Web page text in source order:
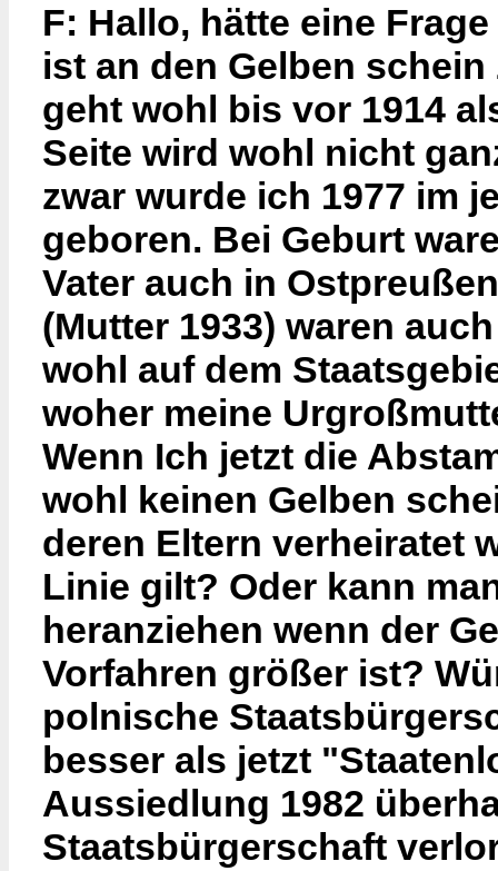
F: Hallo, hätte eine
ist an den Gelben
geht wohl bis vor 1914
Seite wird wohl nicht
zwar wurde ich 1977 im
geboren. Bei Geburt
Vater auch in
(Mutter 1933) waren
wohl auf dem
woher meine
Wenn Ich jetzt die
wohl keinen Gelben
deren Eltern verheiratet
Linie gilt? Oder kann
heranziehen wenn der
Vorfahren größer ist?
polnische
besser als jetzt
Aussiedlung 1982
Staatsbürgerschaft